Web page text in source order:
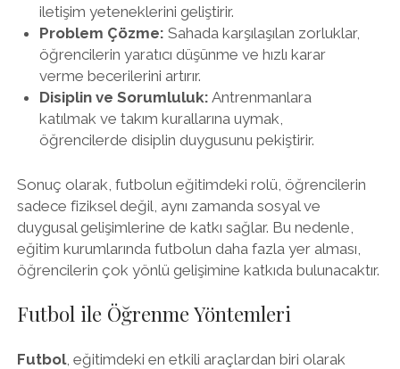
iletişim yeteneklerini geliştirir.
Problem Çözme: Sahada karşılaşılan zorluklar,
öğrencilerin yaratıcı düşünme ve hızlı karar
verme becerilerini artırır.
Disiplin ve Sorumluluk: Antrenmanlara
katılmak ve takım kurallarına uymak,
öğrencilerde disiplin duygusunu pekiştirir.
Sonuç olarak, futbolun eğitimdeki rolü, öğrencilerin
sadece fiziksel değil, aynı zamanda sosyal ve
duygusal gelişimlerine de katkı sağlar. Bu nedenle,
eğitim kurumlarında futbolun daha fazla yer alması,
öğrencilerin çok yönlü gelişimine katkıda bulunacaktır.
Futbol ile Öğrenme Yöntemleri
Futbol, eğitimdeki en etkili araçlardan biri olarak